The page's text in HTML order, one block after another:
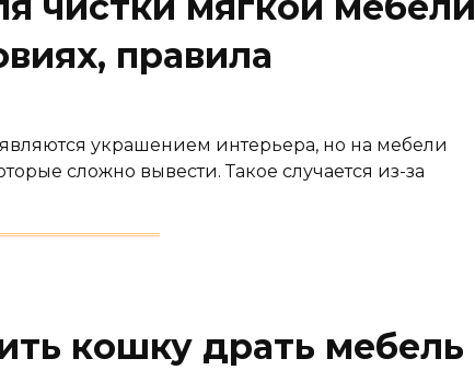
правила
украшением интерьера, но на мебели
сложно вывести. Такое случается из-за
кошку драть мебель